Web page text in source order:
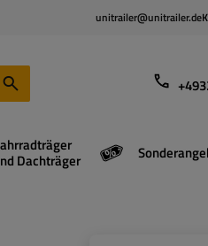
unitrailer@unitrailer.de
Dachträger